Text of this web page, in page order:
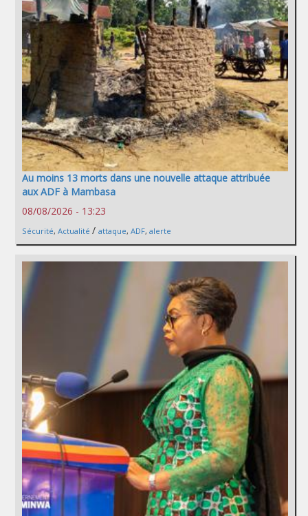
Au moins 13 morts dans une nouvelle attaque attribuée
aux ADF à Mambasa
08/08/2026 - 13:23
Sécurité, Actualité / attaque, ADF, alerte